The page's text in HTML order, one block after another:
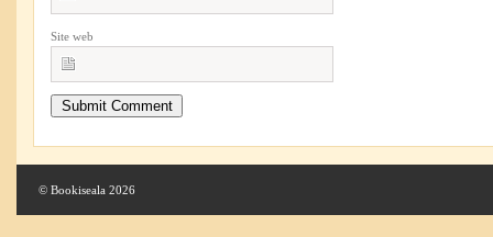
Site web
© Bookiseala 2026